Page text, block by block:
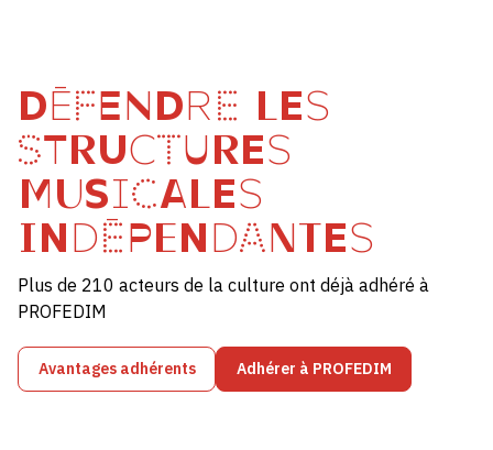
DÉFENDRE LES
STRUCTURES
MUSICALES
INDÉPENDANTES
Plus de 210 acteurs de la culture ont déjà adhéré à
PROFEDIM
Avantages adhérents Adhérer à PROFEDIM